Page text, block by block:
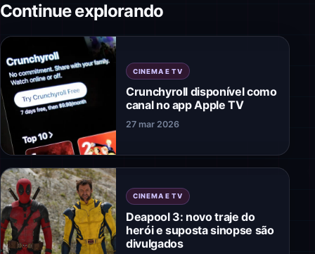
Continue explorando
CINEMA E TV
Crunchyroll disponível como
canal no app Apple TV
27 mar 2026
CINEMA E TV
Deapool 3: novo traje do
herói e suposta sinopse são
divulgados